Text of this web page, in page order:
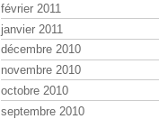
février 2011
janvier 2011
décembre 2010
novembre 2010
octobre 2010
septembre 2010